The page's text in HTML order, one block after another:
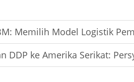
Memilih Model Logistik
DDP ke Amerika Serikat: